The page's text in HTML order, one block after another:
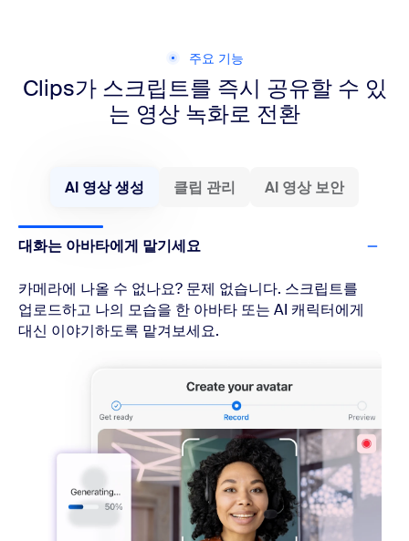
주요 기능
Clips가 스크립트를 즉시 공유할 수 있
는 영상 녹화로 전환
AI 영상 생성 클립 관리 AI 영상 보안
대화는 아바타에게 맡기세요
카메라에 나올 수 없나요? 문제 없습니다. 스크립트를
업로드하고 나의 모습을 한 아바타 또는 AI 캐릭터에게
대신 이야기하도록 맡겨보세요.